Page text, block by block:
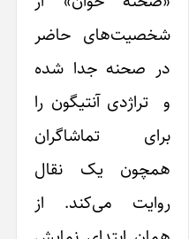
شخصیت‌های حاضر
در صحنه جدا شده
و تراژدی آنتیگون را
برای تماشاگران
همچون یک نقال
روایت می‌کند. از